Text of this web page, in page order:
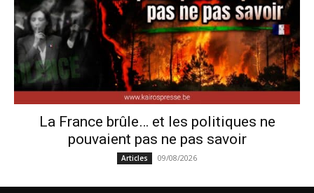
La France brûle… et les politiques ne
pouvaient pas ne pas savoir
Articles 09/08/2026